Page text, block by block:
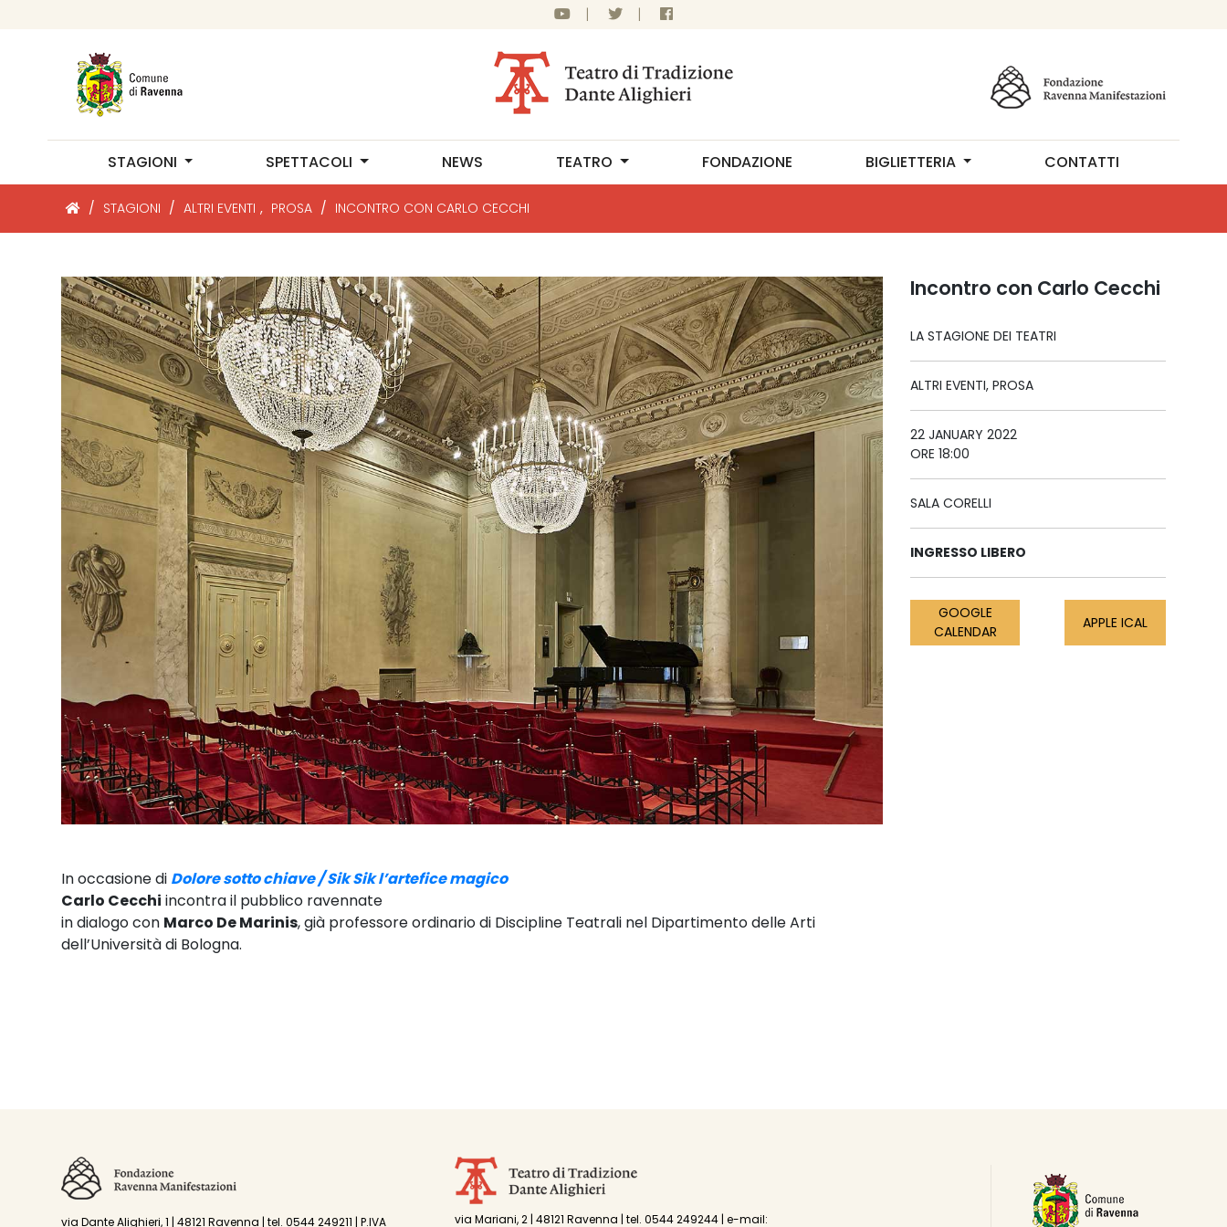
| |
STAGIONI SPETTACOLI NEWS TEATRO FONDAZIONE BIGLIETTERIA CONTATTI
/ STAGIONI / ALTRI EVENTI , PROSA / INCONTRO CON CARLO CECCHI
In occasione di Dolore sotto chiave / Sik Sik l’artefice magico
Carlo Cecchi incontra il pubblico ravennate
in dialogo con Marco De Marinis, già professore ordinario di Discipline Teatrali nel Dipartimento delle Arti
dell’Università di Bologna.
Incontro con Carlo Cecchi
LA STAGIONE DEI TEATRI
ALTRI EVENTI, PROSA
22 JANUARY 2022
ORE 18:00
SALA CORELLI
INGRESSO LIBERO
GOOGLE
CALENDAR
APPLE ICAL
via Dante Alighieri, 1 | 48121 Ravenna | tel. 0544 249211 | P.IVA via Mariani, 2 | 48121 Ravenna | tel. 0544 249244 | e-mail: